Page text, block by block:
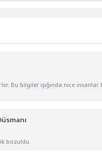
Bu bilgiler ışığında nice
bozuldu